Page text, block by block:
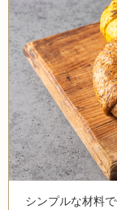
シンプルな材料